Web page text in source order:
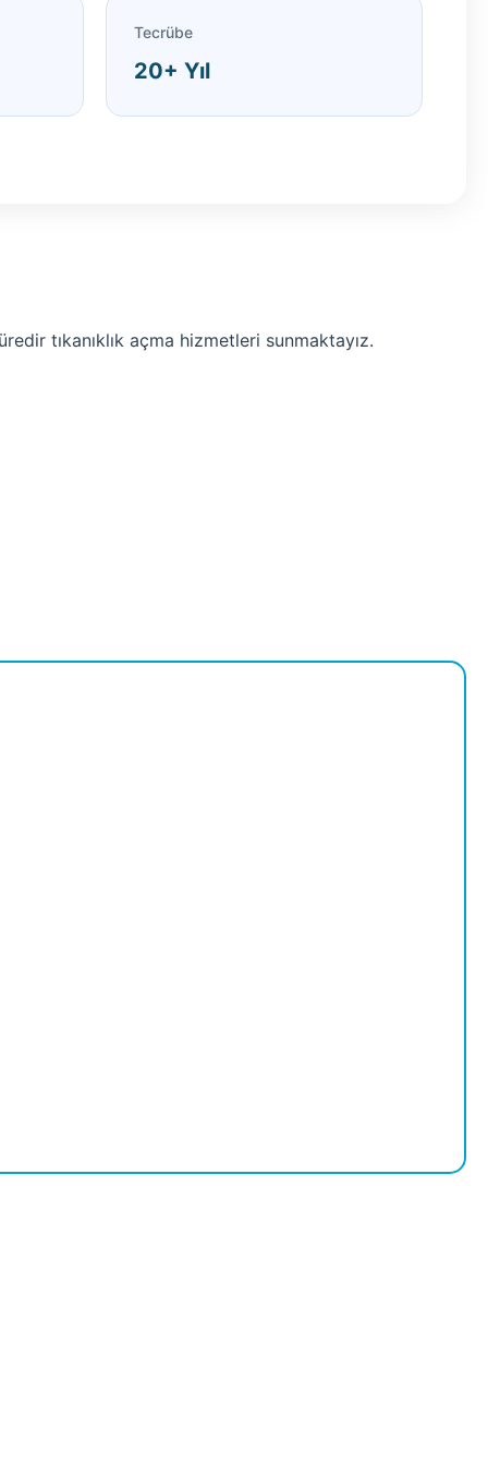
Tecrübe
20+ Yıl
tıkanıklık açma hizmetleri sunmaktayız.